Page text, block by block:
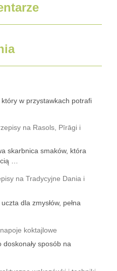
w przystawkach potrafi
na Rasols, Pīrāgi i
skarbnica smaków, która
…
na Tradycyjne Dania i
dla zmysłów, pełna
koktajlowe
sposób na